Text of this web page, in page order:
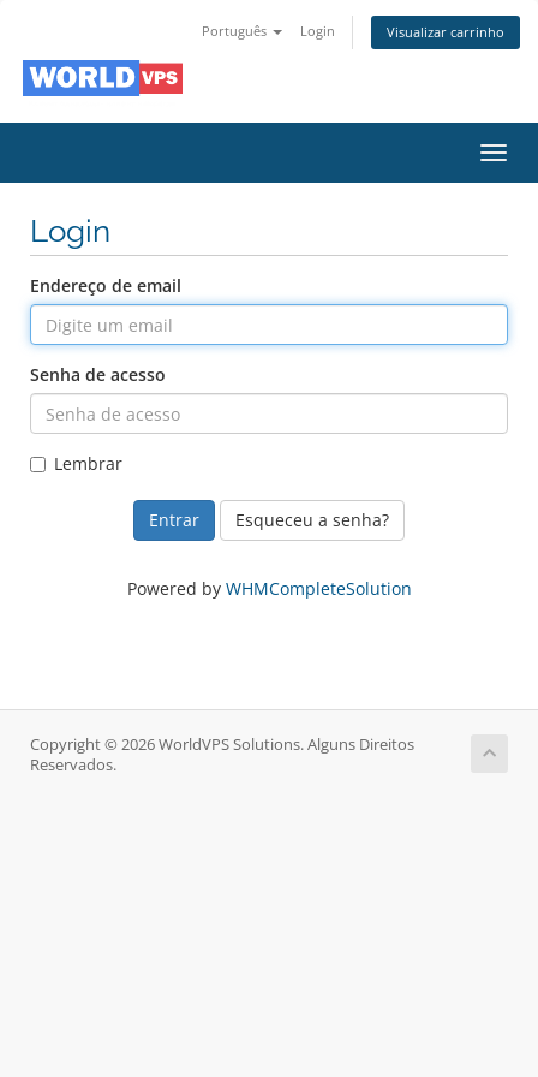
Português Login Visualizar carrinho
Login
Endereço de email
Senha de acesso
Lembrar
Esqueceu a senha?
Powered by WHMCompleteSolution
Copyright © 2026 WorldVPS Solutions. Alguns Direitos
Reservados.